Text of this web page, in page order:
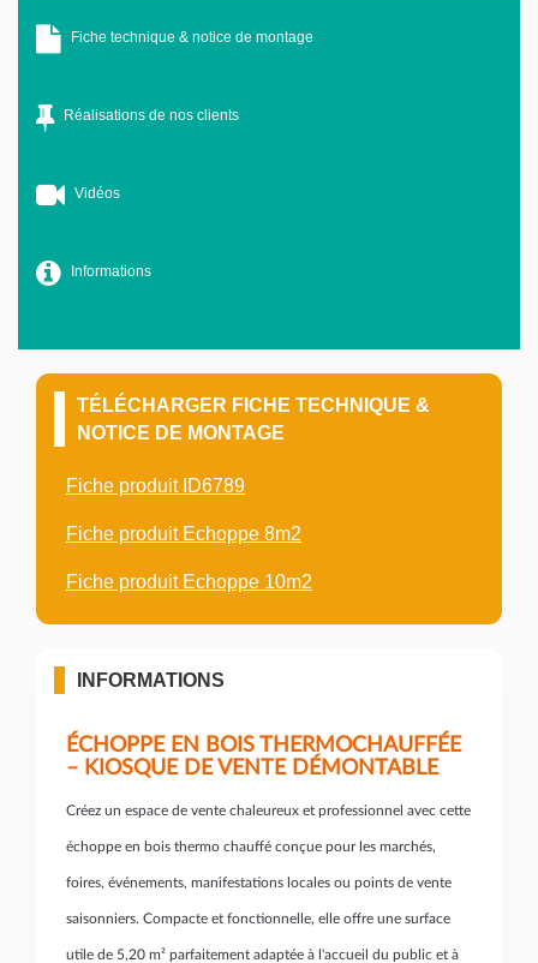
Fiche technique & notice de montage
Réalisations de nos clients
Vidéos
Informations
TÉLÉCHARGER FICHE TECHNIQUE &
NOTICE DE MONTAGE
Fiche produit ID6789
Fiche produit Echoppe 8m2
Fiche produit Echoppe 10m2
INFORMATIONS
ÉCHOPPE EN BOIS THERMOCHAUFFÉE
– KIOSQUE DE VENTE DÉMONTABLE
Créez un espace de vente chaleureux et professionnel avec cette
échoppe en bois thermo chauffé conçue pour les marchés,
foires, événements, manifestations locales ou points de vente
saisonniers. Compacte et fonctionnelle, elle offre une surface
utile de 5,20 m² parfaitement adaptée à l'accueil du public et à